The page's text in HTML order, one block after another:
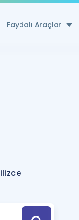
Faydalı Araçlar
Hesaplama Aracı
için Öneriler
Tek Takvimde